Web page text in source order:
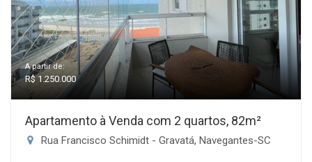
A partir de:
R$ 1.250.000
Apartamento à Venda com 2 quartos, 82m²
Rua Francisco Schimidt - Gravatá, Navegantes-SC